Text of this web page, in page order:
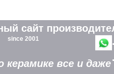
сайт
since 2001
керамике все и